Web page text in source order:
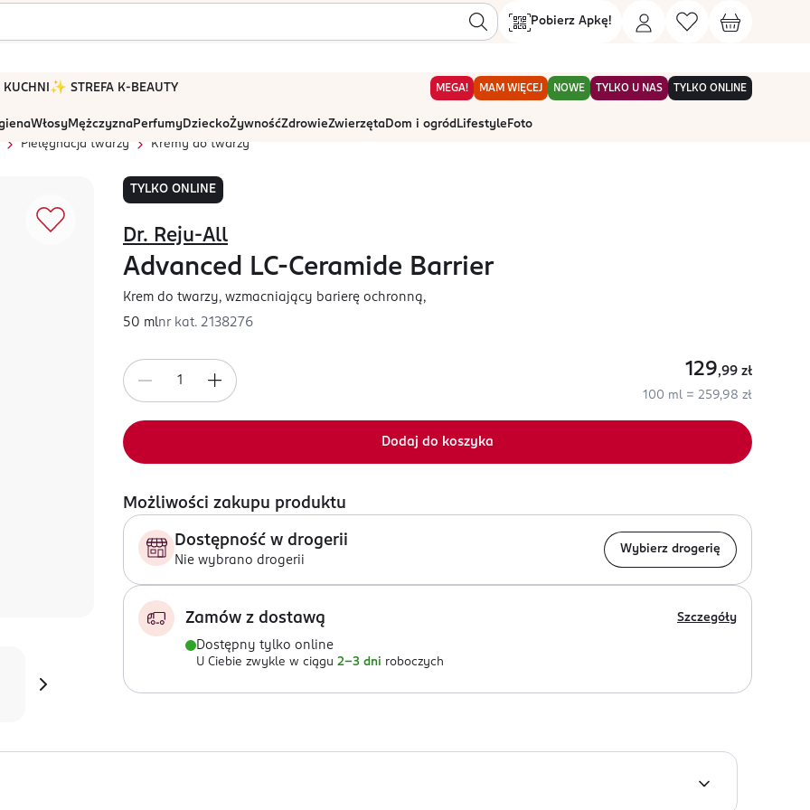
Pobierz Apkę!
KUCHNI ✨ STREFA K-BEAUTY MEGA! MAM WIĘCEJ NOWE TYLKO U NAS TYLKO ONLINE
WłosyMężczyznaPerfumyDzieckoŻywnośćZdrowieZwierzętaDom i ogród Lifestyle Foto
Pielęgnacja twarzy
Kremy do twarzy
TYLKO ONLINE
Dr. Reju-All
Advanced LC-Ceramide Barrier
Krem do twarzy, wzmacniający barierę ochronną,
50 mlnr kat. 2138276
129,99 zł
100 ml = 259,98 zł
Dodaj do koszyka
Możliwości zakupu produktu
Dostępność w drogerii
Nie wybrano drogerii
Wybierz drogerię
Zamów z dostawą Szczegóły
Dostępny tylko online
U Ciebie zwykle w ciągu 2-3 dni roboczych